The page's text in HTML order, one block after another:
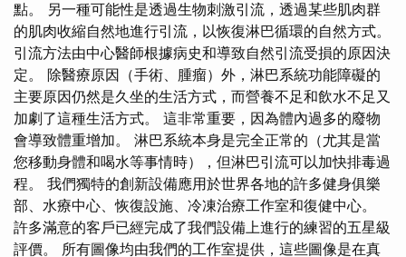
點。 另一種可能性是透過生物刺激引流，透過某些肌肉群
的肌肉收縮自然地進行引流，以恢復淋巴循環的自然方式。
引流方法由中心醫師根據病史和導致自然引流​​受損的原因決
定。 除醫療原因（手術、腫瘤）外，淋巴系統功能障礙的
主要原因仍然是久坐的生活方式，而營養不足和飲水不足又
加劇了這種生活方式。 這非常重要，因為體內過多的廢物
會導致體重增加。 淋巴系統本身是完全正常的（尤其是當
您移動身體和喝水等事情時），但淋巴引流可以加快排毒過
程。 我們獨特的創新設備應用於世界各地的許多健身俱樂
部、水療中心、恢復設施、冷凍治療工作室和復健中心。
許多滿意的客戶已經完成了我們設備上進行的練習的五星級
評價。 所有圖像均由我們的工作室提供，這些圖像是在真